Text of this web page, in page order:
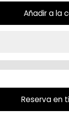
Añadir a la
Reserva en